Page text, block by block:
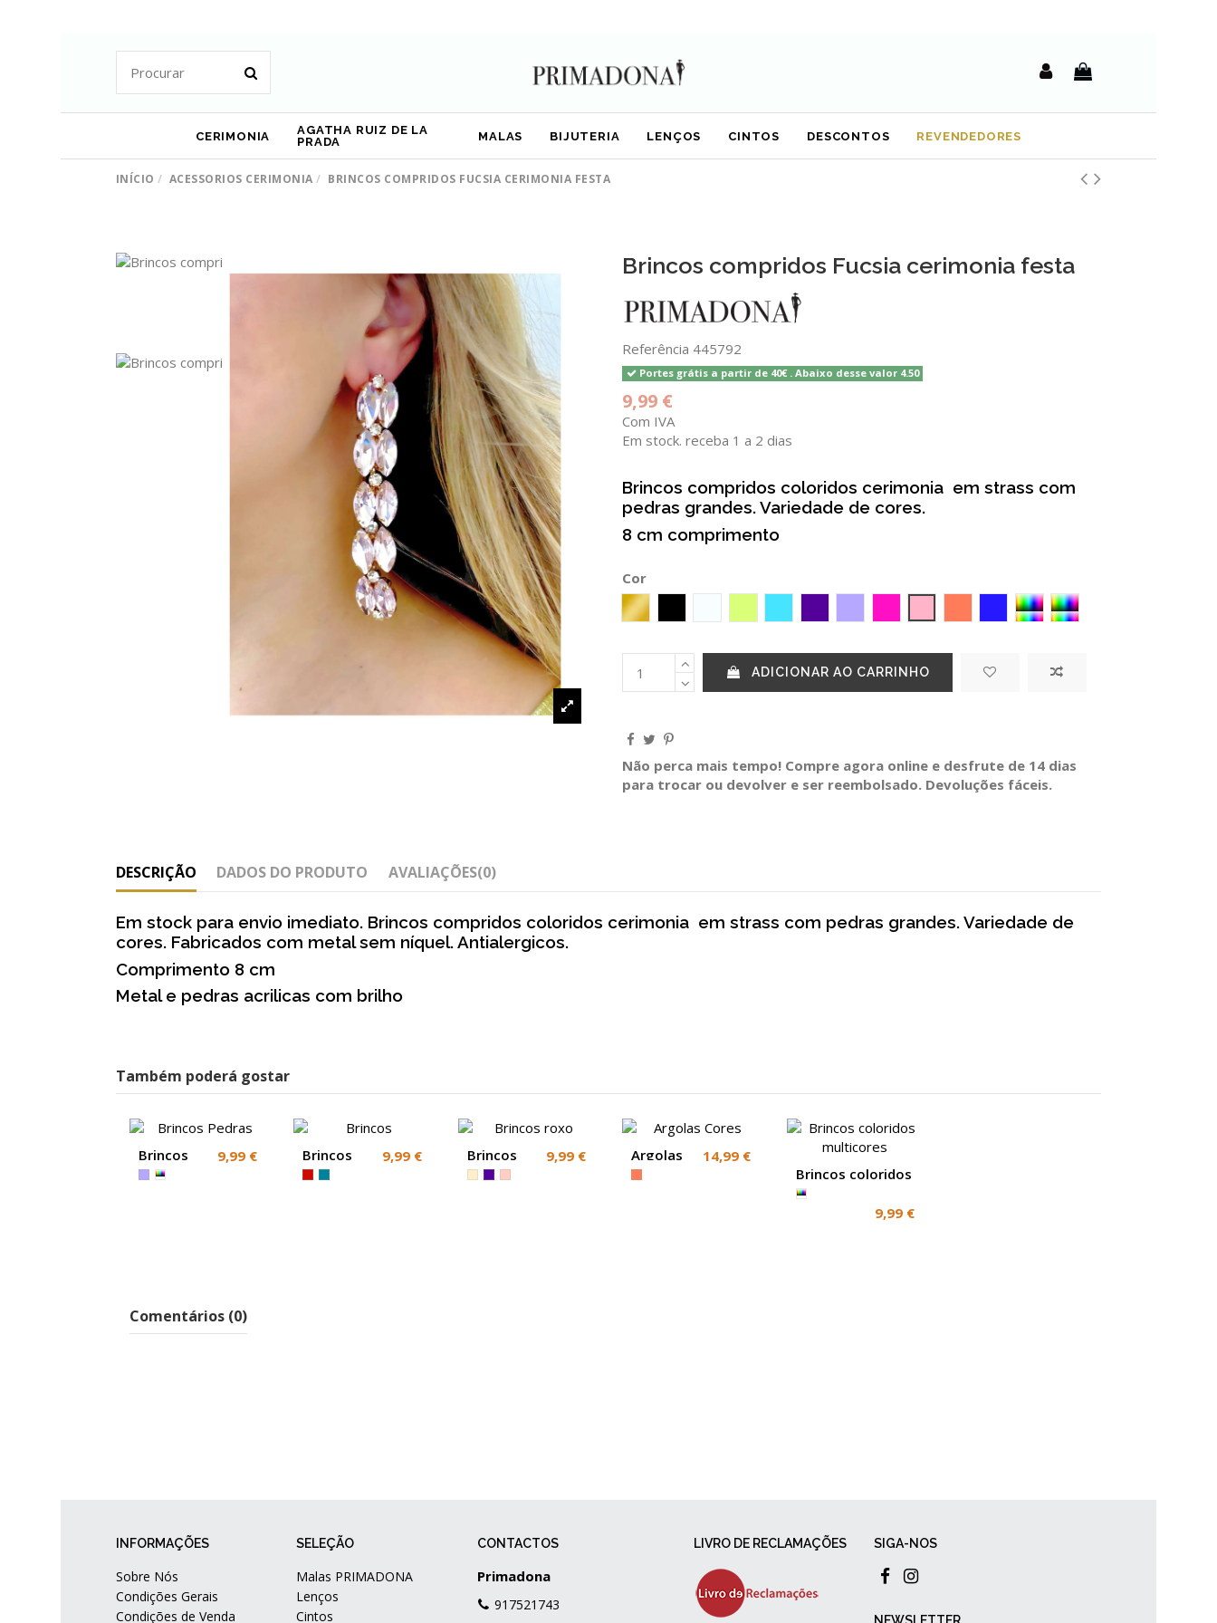
CERIMONIA
AGATHA RUIZ DE LA
PRADA
MALAS BIJUTERIA LENÇOS CINTOS DESCONTOS REVENDEDORES
INÍCIO ACESSORIOS CERIMONIA BRINCOS COMPRIDOS FUCSIA CERIMONIA FESTA
Brincos compridos Fucsia cerimonia festa
Referência 445792
Portes grátis a partir de 40€ . Abaixo desse valor 4.50
9,99 €
Com IVA
Em stock. receba 1 a 2 dias
Brincos compridos coloridos cerimonia em strass com
pedras grandes. Variedade de cores.
8 cm comprimento
Cor
GOLD
Azul Multicor 2Multicor 3
ADICIONAR AO CARRINHO
Não perca mais tempo! Compre agora online e desfrute de 14 dias
para trocar ou devolver e ser reembolsado. Devoluções fáceis.
DESCRIÇÃO DADOS DO PRODUTO AVALIAÇÕES(0)
Em stock para envio imediato. Brincos compridos coloridos cerimonia em strass com pedras grandes. Variedade de
cores. Fabricados com metal sem níquel. Antialergicos.
Comprimento 8 cm
Metal e pedras acrilicas com brilho
Também poderá gostar
Brincos
Pedras
9,99 € Brincos 9,99 €
Brincos
roxo
9,99 €
Argolas
Cores
14,99 €
Brincos coloridos
multicores
9,99 €
Comentários (0)
INFORMAÇÕES
Sobre Nós
Condições Gerais
Condições de Venda
SELEÇÃO
Malas PRIMADONA
Lenços
Cintos
CONTACTOS
Primadona
917521743
LIVRO DE RECLAMAÇÕES SIGA-NOS